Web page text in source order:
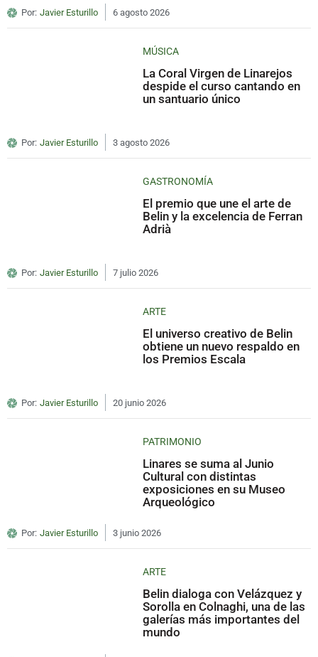
Por: Javier Esturillo 6 agosto 2026
MÚSICA
La Coral Virgen de Linarejos
despide el curso cantando en
un santuario único
Por: Javier Esturillo 3 agosto 2026
GASTRONOMÍA
El premio que une el arte de
Belin y la excelencia de Ferran
Adrià
Por: Javier Esturillo 7 julio 2026
ARTE
El universo creativo de Belin
obtiene un nuevo respaldo en
los Premios Escala
Por: Javier Esturillo 20 junio 2026
PATRIMONIO
Linares se suma al Junio
Cultural con distintas
exposiciones en su Museo
Arqueológico
Por: Javier Esturillo 3 junio 2026
ARTE
Belin dialoga con Velázquez y
Sorolla en Colnaghi, una de las
galerías más importantes del
mundo